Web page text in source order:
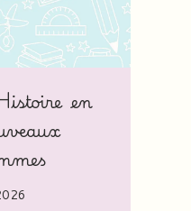
en